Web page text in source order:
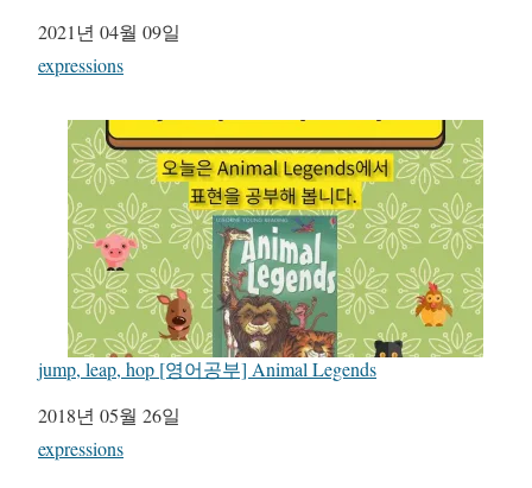
일자
2021년 04월 09일
관련 항목
expressions
jump, leap, hop [영어공부] Animal Legends
일자
2018년 05월 26일
관련 항목
expressions